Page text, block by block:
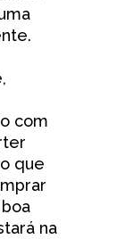
com
que
na